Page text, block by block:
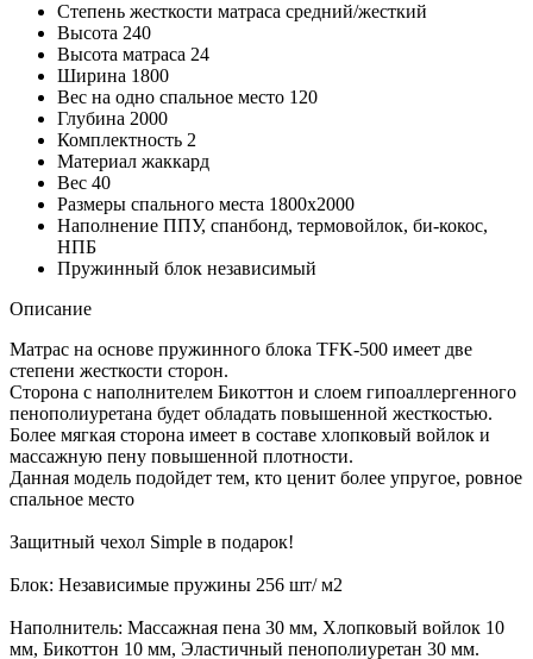
Степень жесткости матраса средний/жесткий
Высота 240
Высота матраса 24
Ширина 1800
Вес на одно спальное место 120
Глубина 2000
Комплектность 2
Материал жаккард
Вес 40
Размеры спального места 1800х2000
Наполнение ППУ, спанбонд, термовойлок, би-кокос,
НПБ
Пружинный блок независимый
Описание
Матрас на основе пружинного блока TFK-500 имеет две
степени жесткости сторон.
Сторона с наполнителем Бикоттон и слоем гипоаллергенного
пенополиуретана будет обладать повышенной жесткостью.
Более мягкая сторона имеет в составе хлопковый войлок и
массажную пену повышенной плотности.
Данная модель подойдет тем, кто ценит более упругое, ровное
спальное место
Защитный чехол Simple в подарок!
Блок: Независимые пружины 256 шт/ м2
Наполнитель: Массажная пена 30 мм, Хлопковый войлок 10
мм, Бикоттон 10 мм, Эластичный пенополиуретан 30 мм.